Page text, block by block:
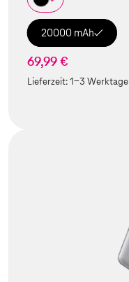
20000 mAh
69,99 €
Lieferzeit:1-3 Werktage